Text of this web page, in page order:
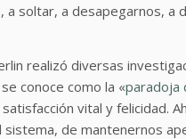
, a soltar, a desapegarnos, a
realizó diversas
conoce como la «paradoja
vital y felicidad.
de mantenernos